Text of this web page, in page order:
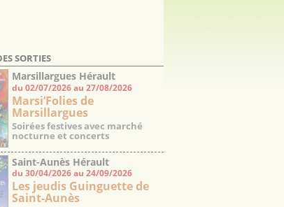
SORTIES
Marsillargues Hérault
du 02/07/2026 au 27/08/2026
Marsi’Folies de
Marsillargues
Soirées festives avec marché
nocturne et concerts
Saint-Aunès Hérault
du 30/04/2026 au 24/09/2026
Les jeudis Guinguette de
Saint-Aunès